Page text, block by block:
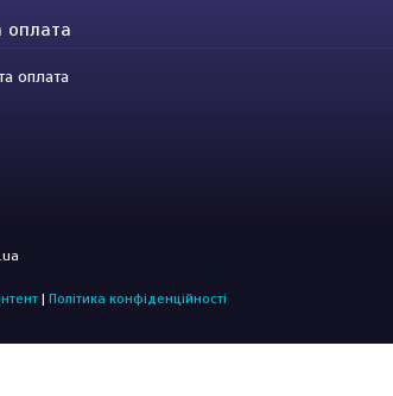
оплата
оплата
| Політика конфіденційності